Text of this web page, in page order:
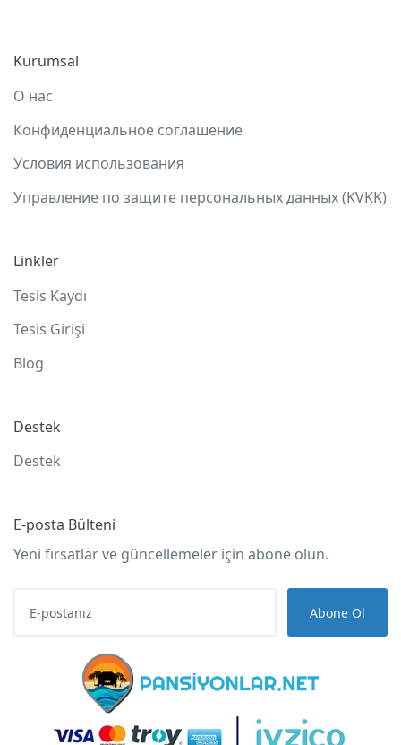
Kurumsal
О нас
Конфиденциальное соглашение
Условия использования
Управление по защите персональных данных (KVKK)
Linkler
Tesis Kaydı
Tesis Girişi
Blog
Destek
Destek
E-posta Bülteni
Yeni fırsatlar ve güncellemeler için abone olun.
Abone Ol